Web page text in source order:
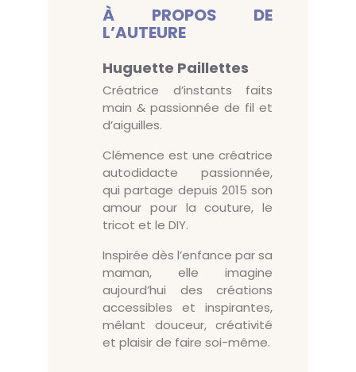
À PROPOS DE
L’AUTEURE
Huguette Paillettes
Créatrice d’instants faits
main & passionnée de fil et
d’aiguilles.
Clémence est une créatrice
autodidacte passionnée,
qui partage depuis 2015 son
amour pour la couture, le
tricot et le DIY.
Inspirée dès l’enfance par sa
maman, elle imagine
aujourd’hui des créations
accessibles et inspirantes,
mêlant douceur, créativité
et plaisir de faire soi-même.